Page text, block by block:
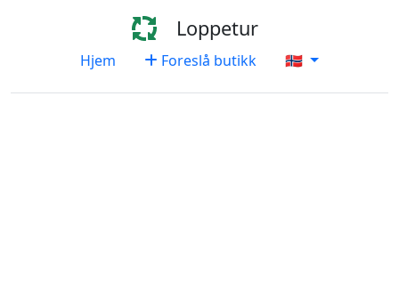
Loppetur
Hjem Foreslå butikk 🇳🇴